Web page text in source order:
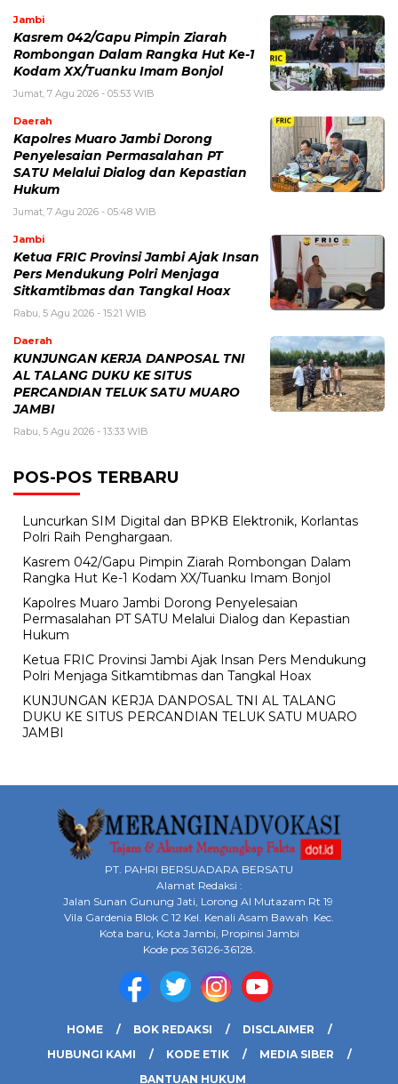
Jambi
Kasrem 042/Gapu Pimpin Ziarah
Rombongan Dalam Rangka Hut Ke-1
Kodam XX/Tuanku Imam Bonjol
Jumat, 7 Agu 2026 - 05:53 WIB
Daerah
Kapolres Muaro Jambi Dorong
Penyelesaian Permasalahan PT
SATU Melalui Dialog dan Kepastian
Hukum
Jumat, 7 Agu 2026 - 05:48 WIB
Jambi
Ketua FRIC Provinsi Jambi Ajak Insan
Pers Mendukung Polri Menjaga
Sitkamtibmas dan Tangkal Hoax
Rabu, 5 Agu 2026 - 15:21 WIB
Daerah
KUNJUNGAN KERJA DANPOSAL TNI
AL TALANG DUKU KE SITUS
PERCANDIAN TELUK SATU MUARO
JAMBI
Rabu, 5 Agu 2026 - 13:33 WIB
POS-POS TERBARU
Luncurkan SIM Digital dan BPKB Elektronik, Korlantas
Polri Raih Penghargaan.
Kasrem 042/Gapu Pimpin Ziarah Rombongan Dalam
Rangka Hut Ke-1 Kodam XX/Tuanku Imam Bonjol
Kapolres Muaro Jambi Dorong Penyelesaian
Permasalahan PT SATU Melalui Dialog dan Kepastian
Hukum
Ketua FRIC Provinsi Jambi Ajak Insan Pers Mendukung
Polri Menjaga Sitkamtibmas dan Tangkal Hoax
KUNJUNGAN KERJA DANPOSAL TNI AL TALANG
DUKU KE SITUS PERCANDIAN TELUK SATU MUARO
JAMBI
PT. PAHRI BERSUADARA BERSATU
Alamat Redaksi :
Jalan Sunan Gunung Jati, Lorong Al Mutazam Rt 19
Vila Gardenia Blok C 12 Kel. Kenali Asam Bawah Kec.
Kota baru, Kota Jambi, Propinsi Jambi
Kode pos 36126-36128.
HOME BOK REDAKSI
DISCLAIMER
HUBUNGI KAMI
KODE ETIK
MEDIA SIBER
BANTUAN HUKUM